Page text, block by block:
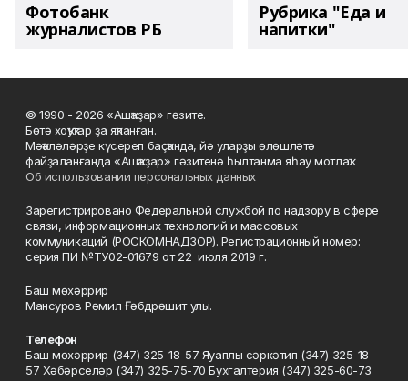
Фотобанк
журналистов РБ
Рубрика "Еда и
напитки"
© 1990 - 2026 «Ашҡаҙар» гәзите.
Бөтә хоҡуҡтар ҙа яҡланған.
Мәҡәләләрҙе күсереп баҫҡанда, йә уларҙы өлөшләтә
файҙаланғанда «Ашҡаҙар» гәзитенә һылтанма яһау мотлаҡ.
Об использовании персональных данных
Зарегистрировано Федеральной службой по надзору в сфере
связи, информационных технологий и массовых
коммуникаций (РОСКОМНАДЗОР). Регистрационный номер:
серия ПИ №ТУ02-01679 от 22 июля 2019 г.
Баш мөхәррир
Мансуров Рәмил Ғәбдрәшит улы.
Телефон
Баш мөхәррир (347) 325-18-57 Яуаплы сәркәтип (347) 325-18-
57 Хәбәрселәр (347) 325-75-70 Бухгалтерия (347) 325-60-73